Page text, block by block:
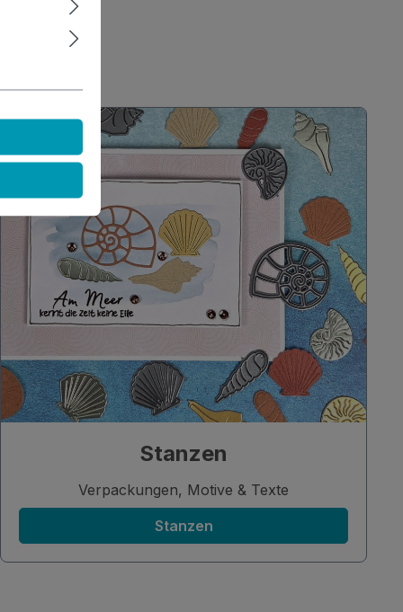
Stanzen
Verpackungen, Motive & Texte
Stanzen